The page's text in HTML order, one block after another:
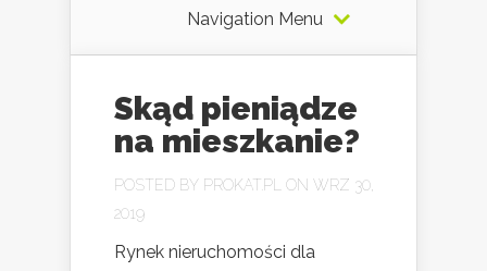
Navigation Menu
Skąd pieniądze
na mieszkanie?
POSTED BY PROKAT.PL
ON WRZ 30,
2019
Rynek nieruchomości dla